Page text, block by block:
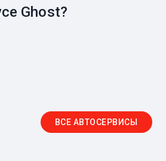
Ghost?
ВСЕ АВТОСЕРВИСЫ